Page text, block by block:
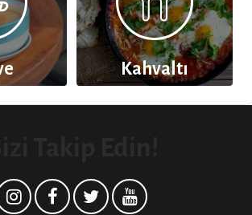
Kahvaltı